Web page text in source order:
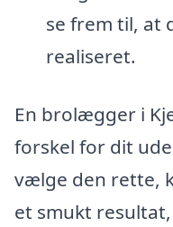
se frem til, at
realiseret.
En brolægger i
forskel for dit
vælge den rette,
et smukt